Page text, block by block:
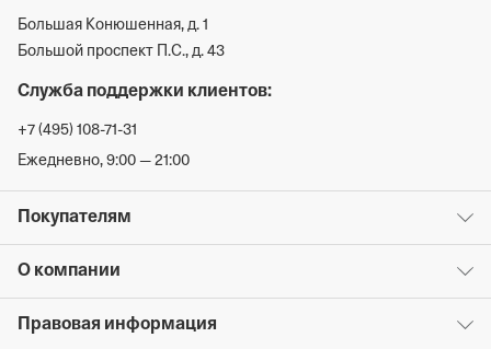
Большая Конюшенная, д. 1
Большой проспект П.С., д. 43
Служба поддержки клиентов:
+7 (495) 108-71-31
Ежедневно, 9:00 — 21:00
Покупателям
О компании
Правовая информация